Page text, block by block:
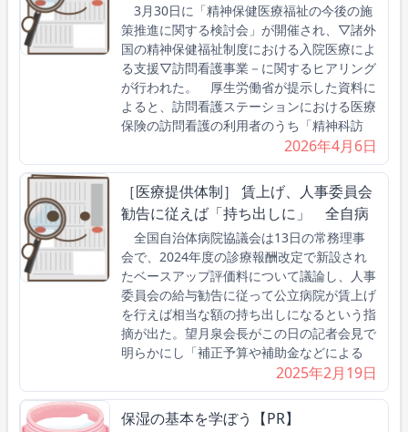
3月30日に「精神保健医療福祉の今後の施
策推進に関する検討会」が開催され、▽諸外
国の精神保健福祉制度における入院医療によ
る支援▽訪問看護事業－に関するヒアリング
が行われた。 厚生労働省が提示した資料に
よると、訪問看護ステーションにおける医療
保険の訪問看護の利用者のうち「精神科訪
2026年4月6日
［医療提供体制］ 賃上げ、人事委員会
勧告に従えば「持ち出しに」 全自病
全国自治体病院協議会は13日の常務理事
会で、2024年度の診療報酬改定で新設され
たベースアップ評価料について議論し、人事
委員会の給与勧告に従って公立病院が賃上げ
を行えば相当な額の持ち出しになるという指
摘が出た。望月泉会長がこの日の記者会見で
明らかにし「補正予算や補助金などによる
2025年2月19日
保湿の基本を学ぼう【PR】